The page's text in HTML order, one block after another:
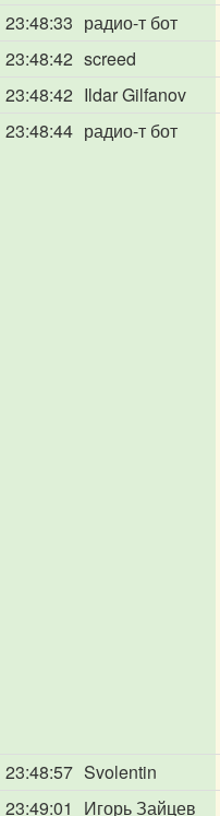
23:48:33 радио-т бот
23:48:42 screed
23:48:42 Ildar Gilfanov
23:48:44 радио-т бот
23:48:57 Svolentin
23:49:01
Игорь Зайцев